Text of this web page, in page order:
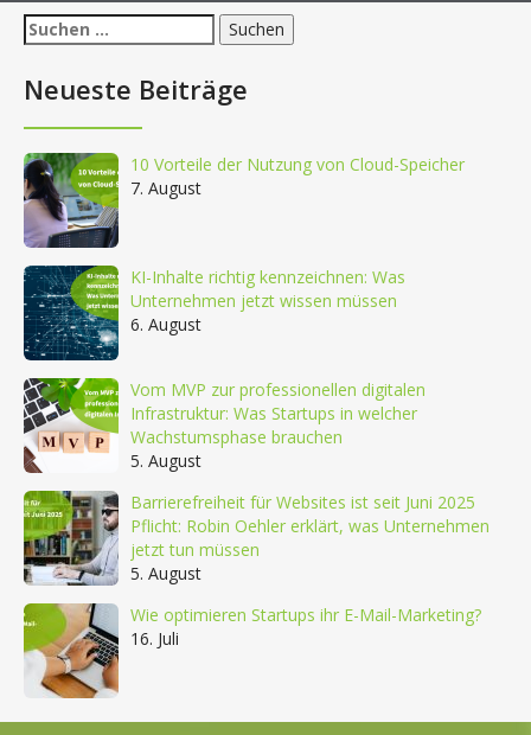
Suchen
nach:
Neueste Beiträge
10 Vorteile der Nutzung von Cloud-Speicher
7. August
KI-Inhalte richtig kennzeichnen: Was
Unternehmen jetzt wissen müssen
6. August
Vom MVP zur professionellen digitalen
Infrastruktur: Was Startups in welcher
Wachstumsphase brauchen
5. August
Barrierefreiheit für Websites ist seit Juni 2025
Pflicht: Robin Oehler erklärt, was Unternehmen
jetzt tun müssen
5. August
Wie optimieren Startups ihr E-Mail-Marketing?
16. Juli